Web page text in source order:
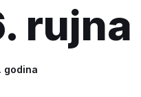
rujna
godina